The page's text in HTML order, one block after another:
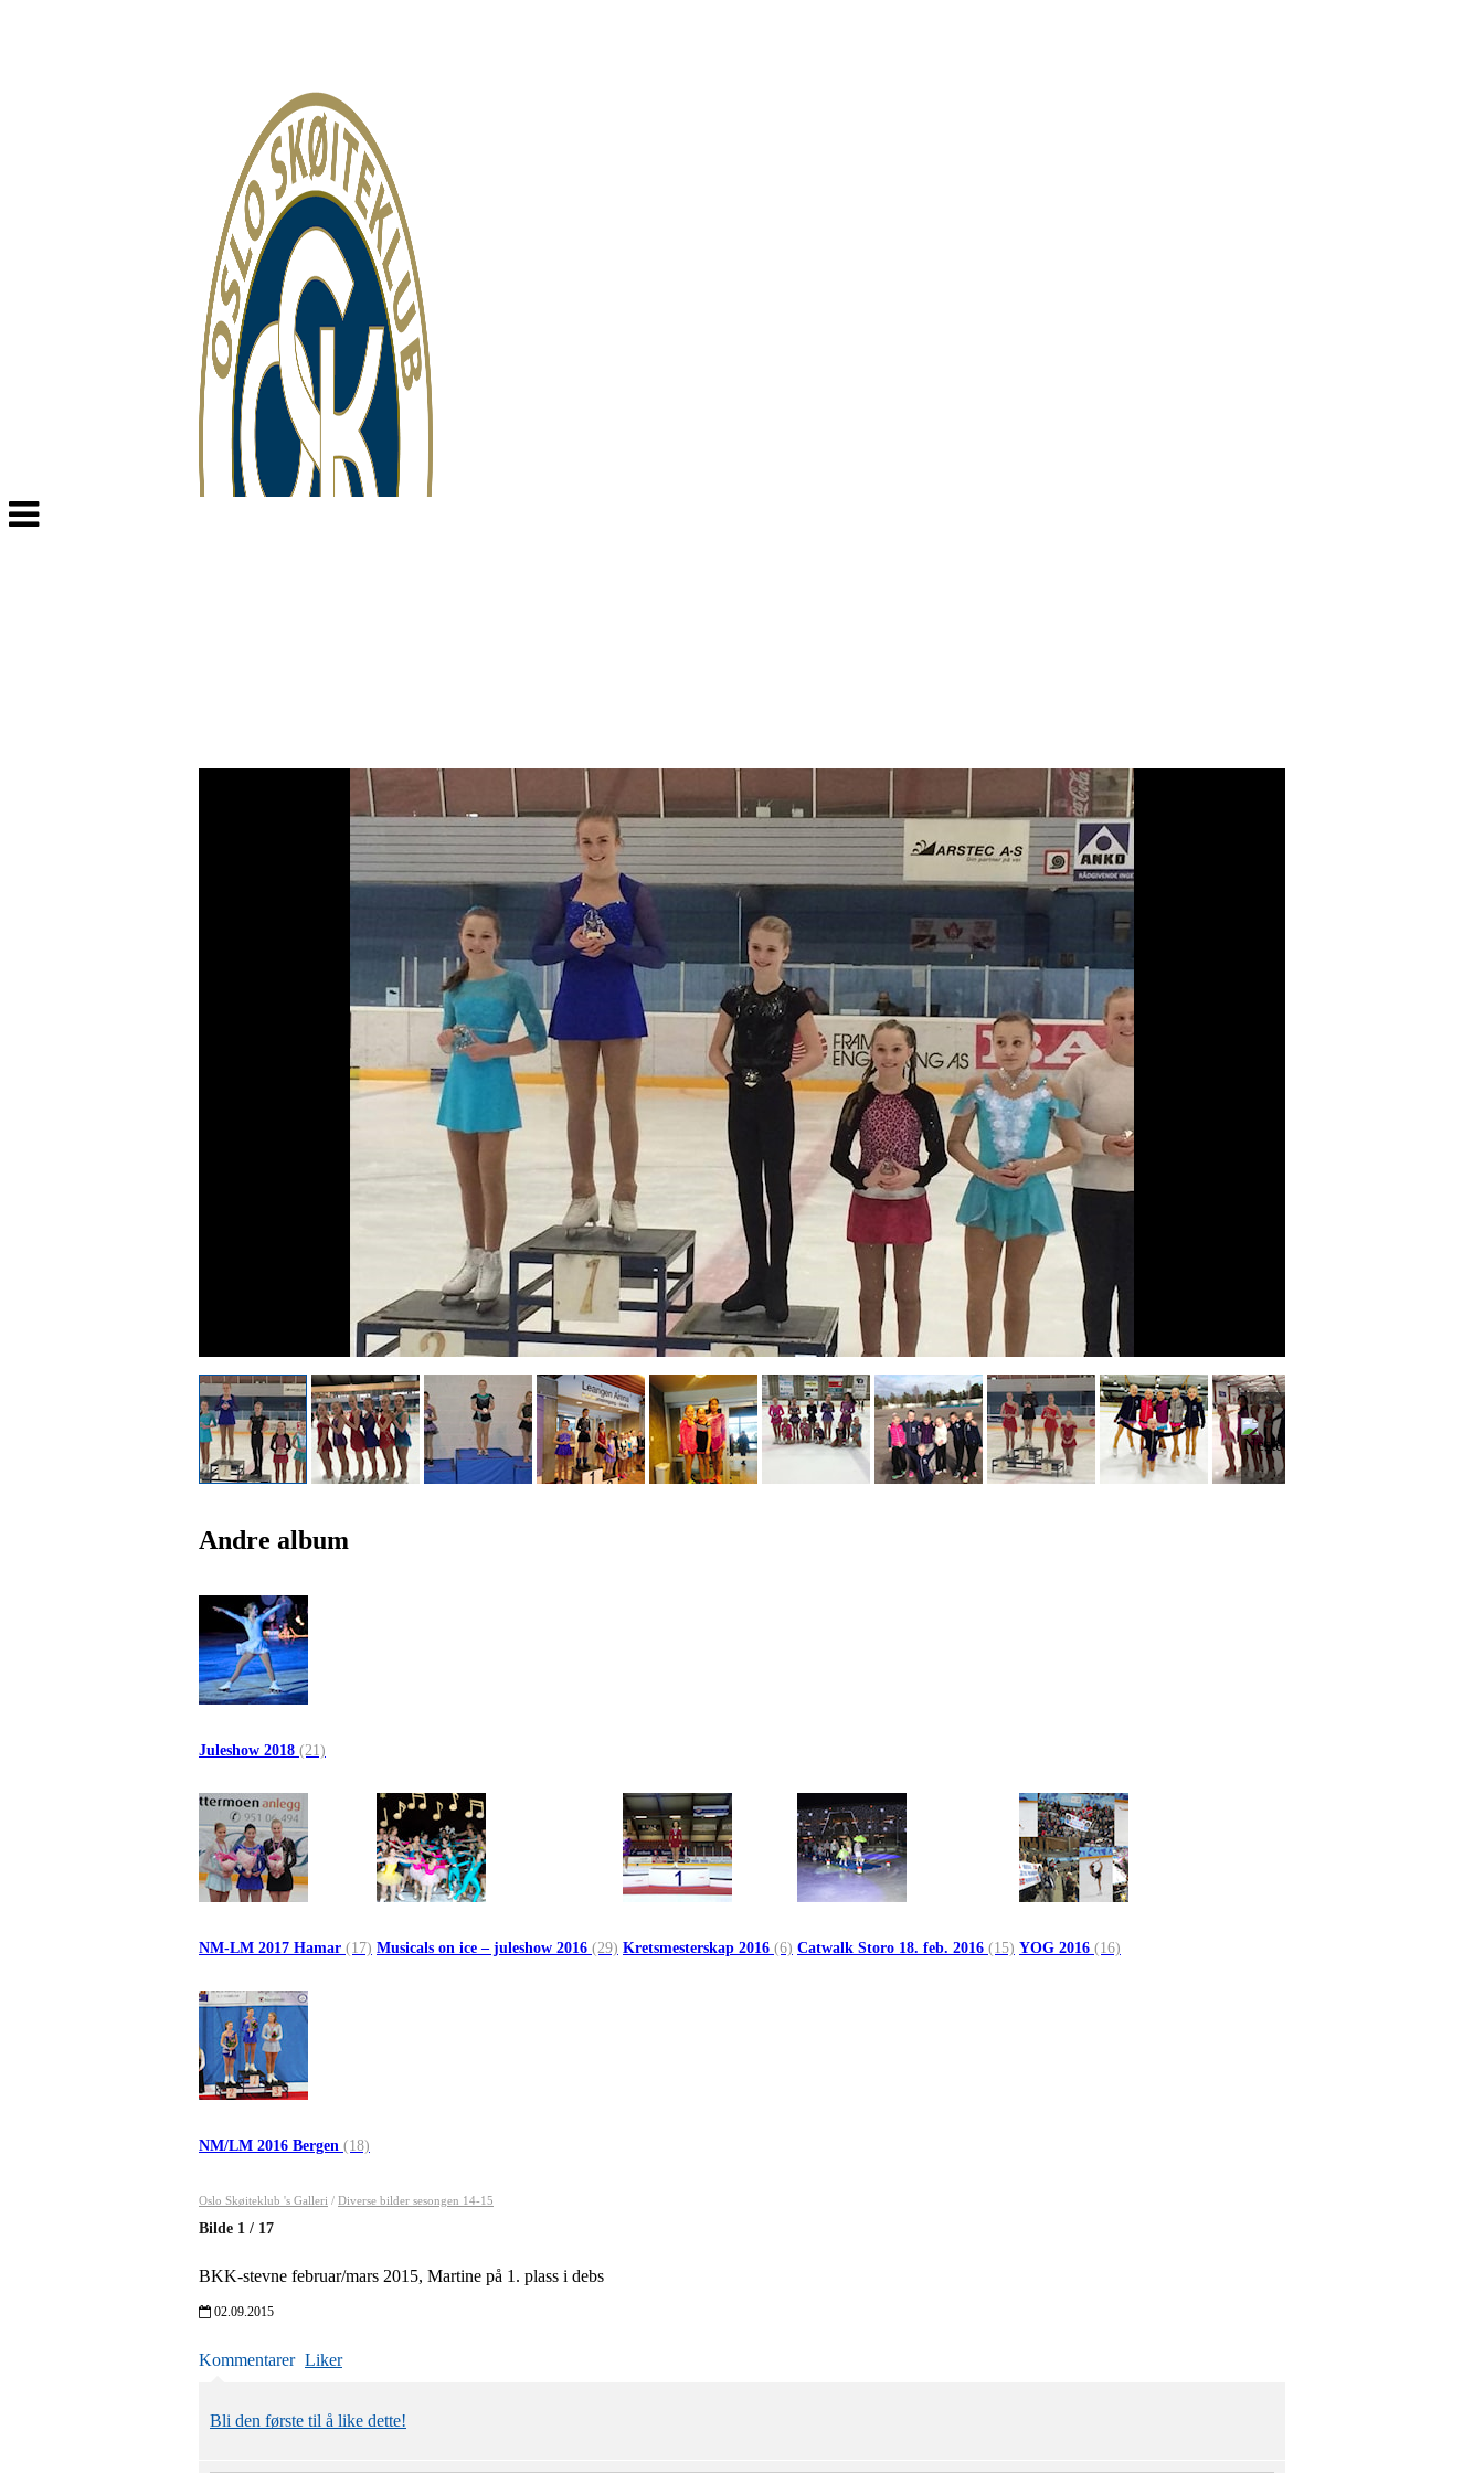
Veksle
navigasjon
Andre album
Juleshow 2018 (21)
NM-LM 2017 Hamar (17) Musicals on ice – juleshow 2016 (29) Kretsmesterskap 2016 (6) Catwalk Storo 18. feb. 2016 (15) YOG 2016 (16)
NM/LM 2016 Bergen (18)
Oslo Skøiteklub 's Galleri / Diverse bilder sesongen 14-15
Bilde 1 / 17
BKK-stevne februar/mars 2015, Martine på 1. plass i debs
02.09.2015
Kommentarer Liker
Bli den første til å like dette!